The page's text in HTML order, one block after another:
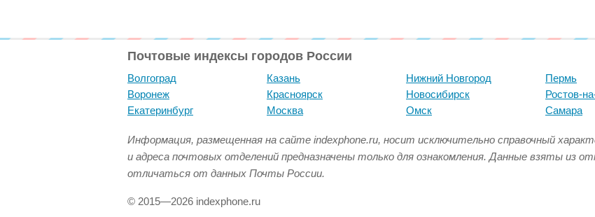
Почтовые индексы городов России
Волгоград
Воронеж
Екатеринбург
Казань
Красноярск
Москва
Нижний Новгород
Новосибирск
Омск
Пермь
Ростов-
Самара
Информация, размещенная на сайте indexphone.ru, носит исключительно справочный
и адреса почтовых отделений предназначены только для ознакомления. Данные взяты из
отличаться от данных Почты России.
© 2015—2026 indexphone.ru